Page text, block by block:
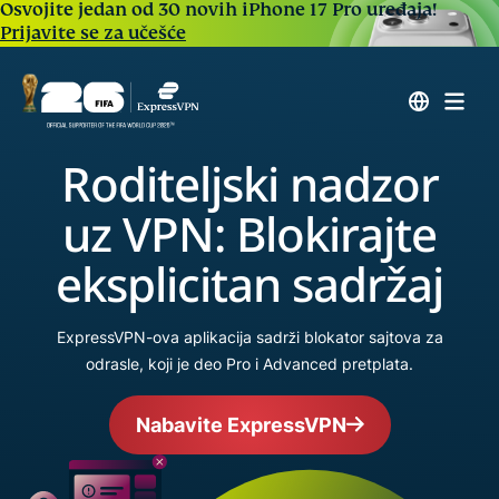
Osvojite jedan od 30 novih iPhone 17 Pro uređaja!
Prijavite se za učešće
Roditeljski nadzor
uz VPN: Blokirajte
eksplicitan sadržaj
ExpressVPN-ova aplikacija sadrži blokator sajtova za
odrasle, koji je deo Pro i Advanced pretplata.
Nabavite ExpressVPN